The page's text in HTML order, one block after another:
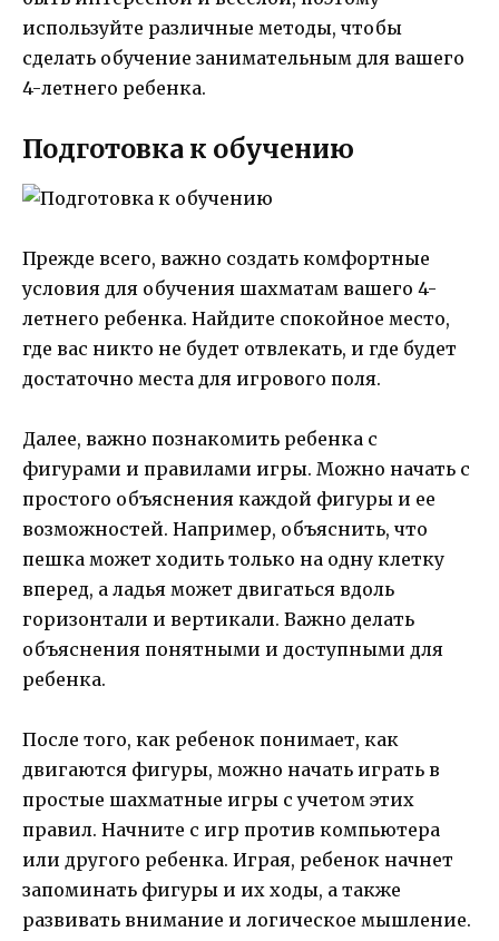
используйте различные методы, чтобы
сделать обучение занимательным для вашего
4-летнего ребенка.
Подготовка к обучению
Прежде всего, важно создать комфортные
условия для обучения шахматам вашего 4-
летнего ребенка. Найдите спокойное место,
где вас никто не будет отвлекать, и где будет
достаточно места для игрового поля.
Далее, важно познакомить ребенка с
фигурами и правилами игры. Можно начать с
простого объяснения каждой фигуры и ее
возможностей. Например, объяснить, что
пешка может ходить только на одну клетку
вперед, а ладья может двигаться вдоль
горизонтали и вертикали. Важно делать
объяснения понятными и доступными для
ребенка.
После того, как ребенок понимает, как
двигаются фигуры, можно начать играть в
простые шахматные игры с учетом этих
правил. Начните с игр против компьютера
или другого ребенка. Играя, ребенок начнет
запоминать фигуры и их ходы, а также
развивать внимание и логическое мышление.